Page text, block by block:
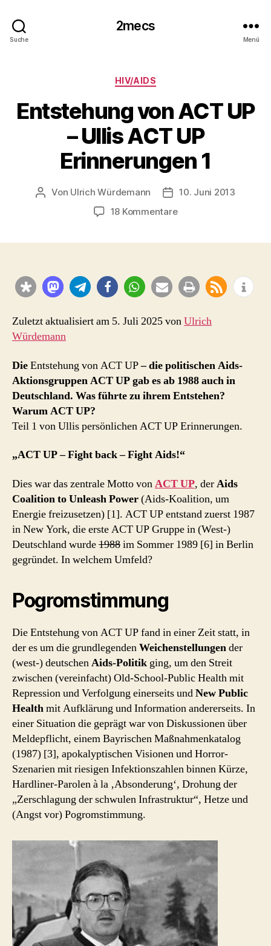
Suche
2mecs
Menü
Kategorien
HIV/AIDS
Entstehung von ACT UP
– Ullis ACT UP
Erinnerungen 1
Beitragsautor
Von Ulrich Würdemann Beitragsdatum
10. Juni 2013
18 Kommentarezu
–
Ullis
UP
Zuletzt aktualisiert am 5. Juli 2025 vonUlrich
Würdemann
DieEntstehung von ACT UP– die politischen Aids-
Aktionsgruppen ACT UP gab es ab 1988 auch in
Deutschland. Was führte zu ihrem Entstehen?
Warum ACT UP?
Teil 1 von Ullis persönlichen ACT UP Erinnerungen.
„ACT UP – Fight back – Fight Aids!“
Dies war das zentrale Motto vonACT UP, derAids
Coalition to Unleash Power(Aids-Koalition, um
Energie freizusetzen) [1]. ACT UP entstand zuerst 1987
in New York, die erste ACT UP Gruppe in (West-)
Deutschland wurde1988im Sommer 1989 [6] in Berlin
gegründet. In welchem Umfeld?
Pogromstimmung
Die Entstehung von ACT UP fand in einer Zeit statt, in
der es um die grundlegendenWeichenstellungender
(west-) deutschenAids-Politik ging, um den Streit
zwischen (vereinfacht) Old-School-Public Health mit
Repression und Verfolgung einerseits undNew Public
Healthmit Aufklärung und Information andererseits. In
einer Situation die geprägt war von Diskussionen über
Meldepflicht, einem Bayrischen Maßnahmenkatalog
(1987) [3], apokalyptischen Visionen und Horror-
Szenarien mit riesigen Infektionszahlen binnen Kürze,
Hardliner-Parolen à la ‚Absonderung‘, Drohung der
„Zerschlagung der schwulen Infrastruktur“, Hetze und
(Angst vor) Pogromstimmung.